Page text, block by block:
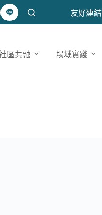
友好連結
區共融 場域實踐